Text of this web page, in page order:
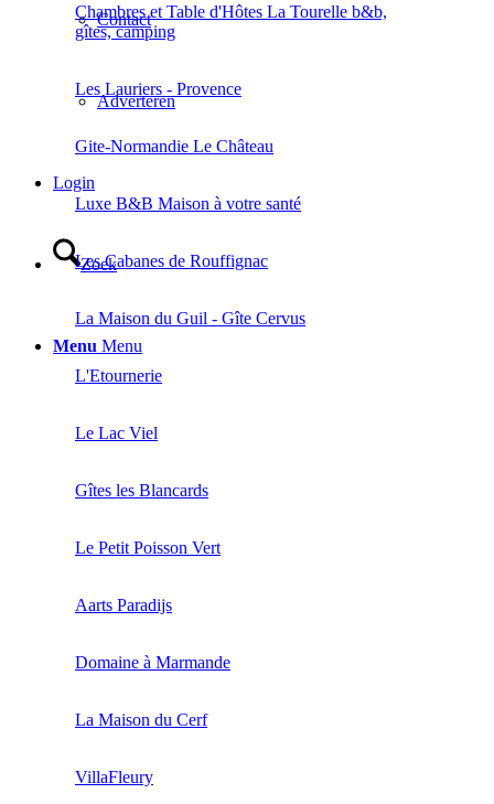
Contact
Adverteren
Login
Zoek
Menu Menu
Chambres et Table d'Hôtes La Tourelle b&b,
gîtes, camping
Les Lauriers - Provence
Gite-Normandie Le Château
Luxe B&B Maison à votre santé
Les Cabanes de Rouffignac
La Maison du Guil - Gîte Cervus
L'Etournerie
Le Lac Viel
Gîtes les Blancards
Le Petit Poisson Vert
Aarts Paradijs
Domaine à Marmande
La Maison du Cerf
VillaFleury